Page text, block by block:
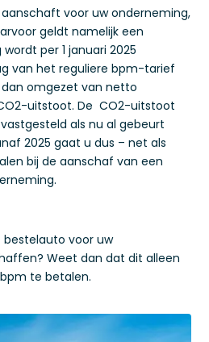
voor uw onderneming,
geldt namelijk een
per 1 januari 2025
van het reguliere bpm-tarief
omgezet van netto
uitstoot. De CO2-uitstoot
als nu al gebeurt
2025 gaat u dus – net als
bij de aanschaf van een
bestelauto voor uw
Weet dan dat dit alleen
te betalen.